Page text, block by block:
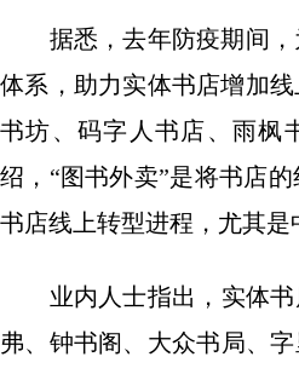
据悉，去年防疫期间，
体系，助力实体书店增加
书坊、码字人书店、雨枫
绍，“图书外卖”是将书店
书店线上转型进程，尤其
业内人士指出，实体书
弗、钟书阁、大众书局、